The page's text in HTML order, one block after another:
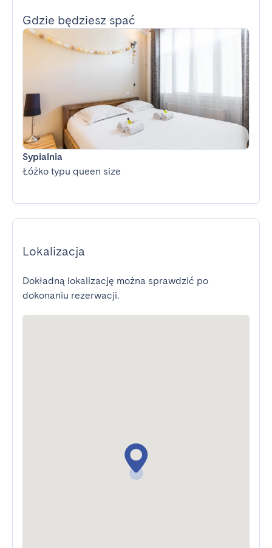
Gdzie będziesz spać
Sypialnia
Łóżko typu queen size
Lokalizacja
Dokładną lokalizację można sprawdzić po
dokonaniu rezerwacji.